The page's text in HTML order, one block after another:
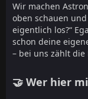
Wir machen
oben schauen
eigentlich los?“
schon deine
– bei uns zählt
🤝 Wer hier